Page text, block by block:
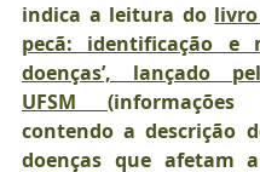
indica a leitura do livro
pecã: identificação e
doenças’, lançado
UFSM (
contendo a descrição
doenças que afetam